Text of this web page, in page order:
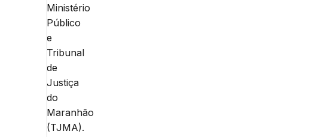
Ministério
Público
e
Tribunal
de
Justiça
do
Maranhão
(TJMA).